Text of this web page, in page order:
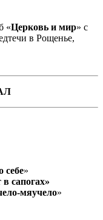
«Церковь и мир» с
в Рощенье,
себе»
в сапогах»
мяучело»